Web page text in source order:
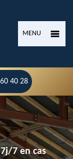
MENU
40 28
7 en cas